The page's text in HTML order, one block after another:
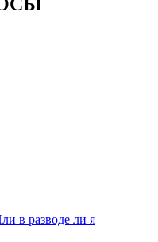
в разводе ли я